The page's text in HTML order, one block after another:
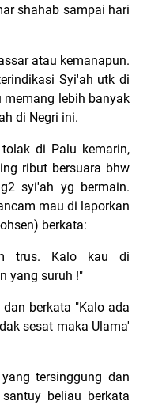
shahab sampai hari
atau kemanapun.
Syi'ah utk di
lebih banyak
di Negri ini.
di Palu kemarin,
ribut bersuara bhw
syi'ah yg bermain.
mau di laporkan
berkata:
trus. Kalo kau di
yang suruh !"
berkata "Kalo ada
sesat maka Ulama'
tersinggung dan
beliau berkata